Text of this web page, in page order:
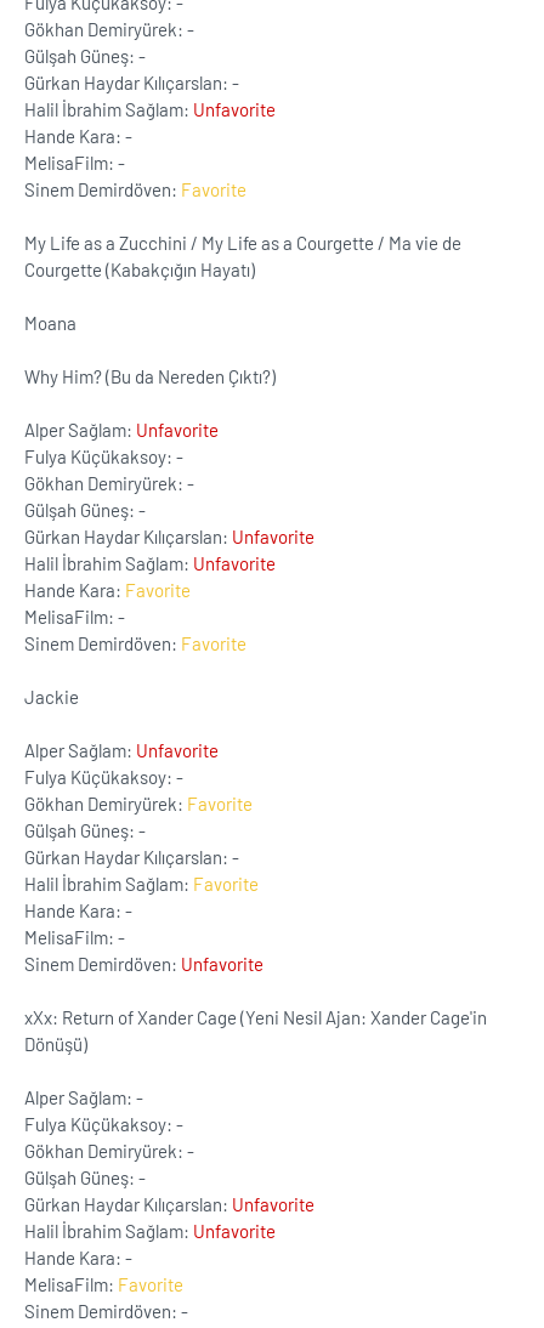
Gökhan Demiryürek: -
Gülşah Güneş: -
Gürkan Haydar Kılıçarslan: -
Halil İbrahim Sağlam: Unfavorite
Hande Kara: -
MelisaFilm: -
Sinem Demirdöven: Favorite
My Life as a Zucchini / My Life as a Courgette / Ma vie de
Courgette (Kabakçığın Hayatı)
Moana
Why Him? (Bu da Nereden Çıktı?)
Alper Sağlam: Unfavorite
Fulya Küçükaksoy: -
Gökhan Demiryürek: -
Gülşah Güneş: -
Gürkan Haydar Kılıçarslan: Unfavorite
Halil İbrahim Sağlam: Unfavorite
Hande Kara: Favorite
MelisaFilm: -
Sinem Demirdöven: Favorite
Jackie
Alper Sağlam: Unfavorite
Fulya Küçükaksoy: -
Gökhan Demiryürek: Favorite
Gülşah Güneş: -
Gürkan Haydar Kılıçarslan: -
Halil İbrahim Sağlam: Favorite
Hande Kara: -
MelisaFilm: -
Sinem Demirdöven: Unfavorite
xXx: Return of Xander Cage (Yeni Nesil Ajan: Xander Cage'in
Dönüşü)
Alper Sağlam: -
Fulya Küçükaksoy: -
Gökhan Demiryürek: -
Gülşah Güneş: -
Gürkan Haydar Kılıçarslan: Unfavorite
Halil İbrahim Sağlam: Unfavorite
Hande Kara: -
MelisaFilm: Favorite
Sinem Demirdöven: -